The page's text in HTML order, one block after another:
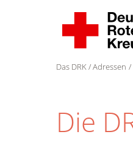
Das DRK Adressen
Die